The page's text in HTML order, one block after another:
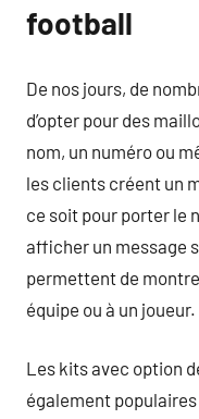
football
De nos jours, de
d’opter pour des
nom, un numéro ou
les clients créent un
ce soit pour porter le
afficher un message
permettent de
équipe ou à un joueur.
Les kits avec option
également